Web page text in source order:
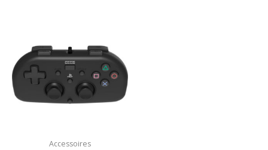
Accessoires